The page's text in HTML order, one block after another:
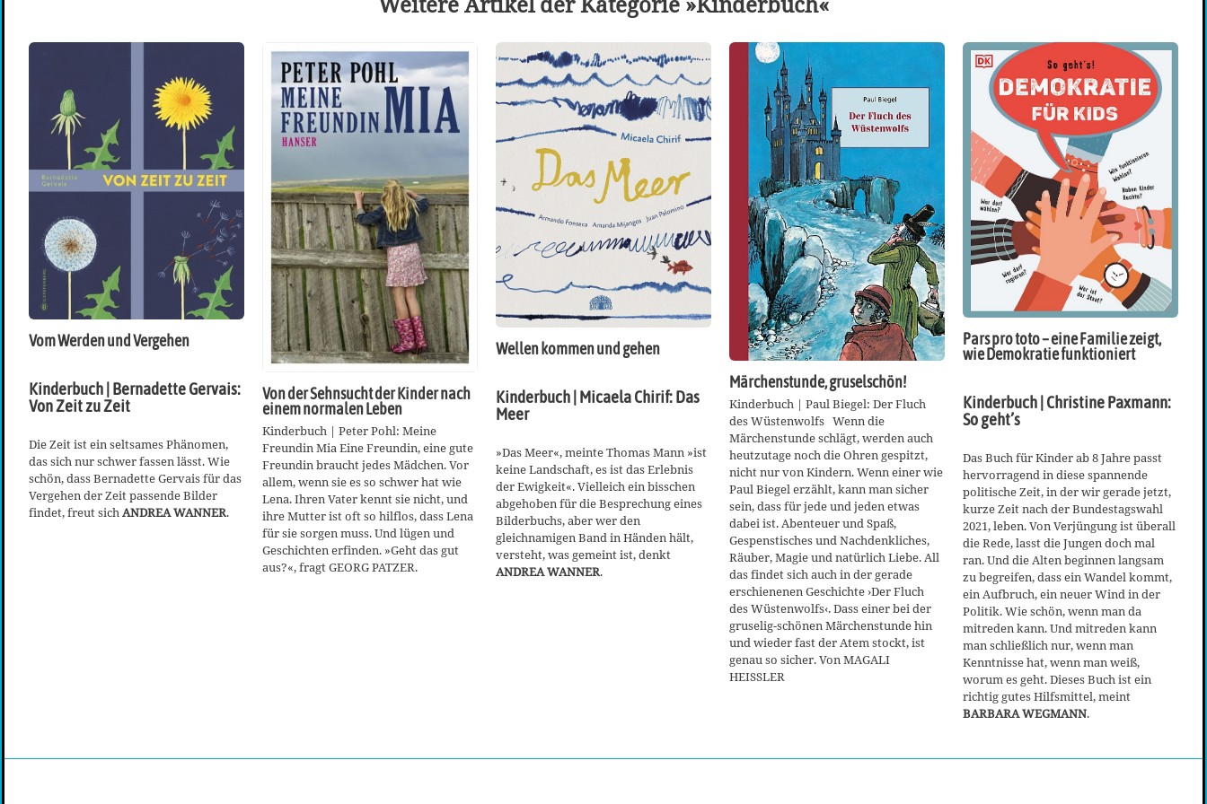
Vom Werden und Vergehen
Kinderbuch | Bernadette Gervais:
Von Zeit zu Zeit
Die Zeit ist ein seltsames Phänomen,
das sich nur schwer fassen lässt. Wie
schön, dass Bernadette Gervais für das
Vergehen der Zeit passende Bilder
findet, freut sichANDREA WANNER.
Von der Sehnsucht der Kinder nach
einem normalen Leben
Kinderbuch | Peter Pohl: Meine
Freundin Mia Eine Freundin, eine gute
Freundin braucht jedes Mädchen. Vor
allem, wenn sie es so schwer hat wie
Lena. Ihren Vater kennt sie nicht, und
ihre Mutter ist oft so hilflos, dass Lena
für sie sorgen muss. Und lügen und
Geschichten erfinden. »Geht das gut
aus?«, fragt GEORG PATZER.
Wellen kommen und gehen
Kinderbuch | Micaela Chirif: Das
Meer
»Das Meer«, meinte Thomas Mann »ist
keine Landschaft, es ist das Erlebnis
der Ewigkeit«. Vielleich ein bisschen
abgehoben für die Besprechung eines
Bilderbuchs, aber wer den
gleichnamigen Band in Händen hält,
versteht, was gemeint ist, denkt
ANDREA WANNER.
Märchenstunde, gruselschön!
Kinderbuch | Paul Biegel: Der Fluch
des Wüstenwolfs Wenn die
Märchenstunde schlägt, werden auch
heutzutage noch die Ohren gespitzt,
nicht nur von Kindern. Wenn einer wie
Paul Biegel erzählt, kann man sicher
sein, dass für jede und jeden etwas
dabei ist. Abenteuer und Spaß,
Gespenstisches und Nachdenkliches,
Räuber, Magie und natürlich Liebe. All
das findet sich auch in der gerade
erschienenen Geschichte ›Der Fluch
des Wüstenwolfs‹. Dass einer bei der
gruselig-schönen Märchenstunde hin
und wieder fast der Atem stockt, ist
genau so sicher. Von MAGALI
HEISSLER
Pars pro toto – eine Familie zeigt,
wie Demokratie funktioniert
Kinderbuch | Christine Paxmann:
So geht’s
Das Buch für Kinder ab 8 Jahre passt
hervorragend in diese spannende
politische Zeit, in der wir gerade jetzt,
kurze Zeit nach der Bundestagswahl
2021, leben. Von Verjüngung ist überall
die Rede, lasst die Jungen doch mal
ran. Und die Alten beginnen langsam
zu begreifen, dass ein Wandel kommt,
ein Aufbruch, ein neuer Wind in der
Politik. Wie schön, wenn man da
mitreden kann. Und mitreden kann
man schließlich nur, wenn man
Kenntnisse hat, wenn man weiß,
worum es geht. Dieses Buch ist ein
richtig gutes Hilfsmittel, meint
BARBARA WEGMANN.